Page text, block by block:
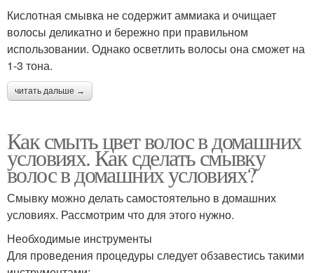
Кислотная смывка не содержит аммиака и очищает
волосы деликатно и бережно при правильном
использовании. Однако осветлить волосы она сможет на
1-3 тона.
читать дальше →
Как смыть цвет волос в домашних
условиях. Как сделать смывку
волос в домашних условиях?
Смывку можно делать самостоятельно в домашних
условиях. Рассмотрим что для этого нужно.
Необходимые инструменты
Для проведения процедуры следует обзавестись такими